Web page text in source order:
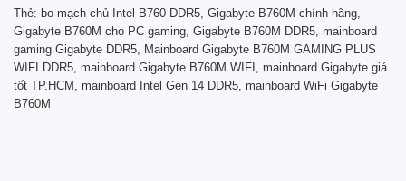
Thẻ: bo mạch chủ Intel B760 DDR5 Gigabyte B760M chính hãng
Gigabyte B760M cho PC gaming Gigabyte B760M DDR5 mainboard
gaming Gigabyte DDR5
Mainboard Gigabyte B760M GAMING PLUS
WIFI DDR5 mainboard Gigabyte B760M WIFI
mainboard Gigabyte giá
tốt TP.HCM
mainboard Intel Gen 14 DDR5 mainboard WiFi Gigabyte
B760M